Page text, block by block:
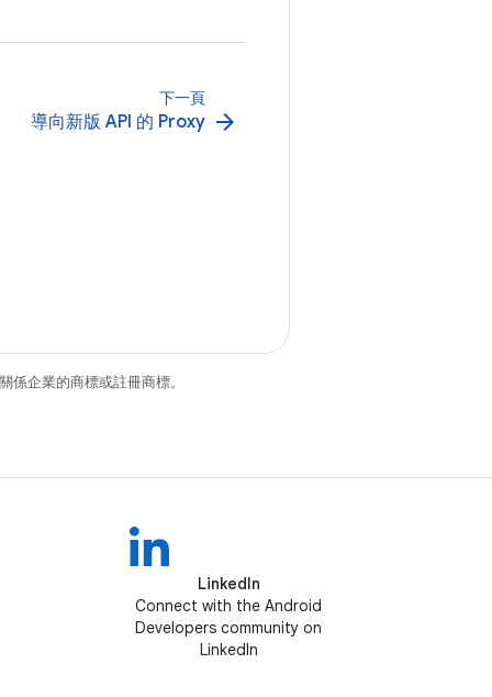
下一頁
導向新版 API 的 Proxy arrow_forward
企業的商標或註冊商標。
LinkedIn
Connect with the Android
Developers community on
LinkedIn